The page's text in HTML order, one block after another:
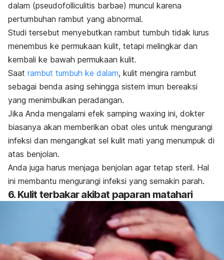
dalam (pseudofolliculitis barbae) muncul karena
pertumbuhan rambut yang abnormal.
Studi tersebut menyebutkan rambut tumbuh tidak lurus
menembus ke permukaan kulit, tetapi melingkar dan
kembali ke bawah permukaan kulit.
Saat rambut tumbuh ke dalam, kulit mengira rambut
sebagai benda asing sehingga sistem imun bereaksi
yang menimbulkan peradangan.
Jika Anda mengalami efek samping waxing ini, dokter
biasanya akan memberikan obat oles untuk mengurangi
infeksi dan mengangkat sel kulit mati yang menumpuk di
atas benjolan.
Anda juga harus menjaga benjolan agar tetap steril. Hal
ini membantu mengurangi infeksi yang semakin parah.
6. Kulit terbakar akibat paparan matahari